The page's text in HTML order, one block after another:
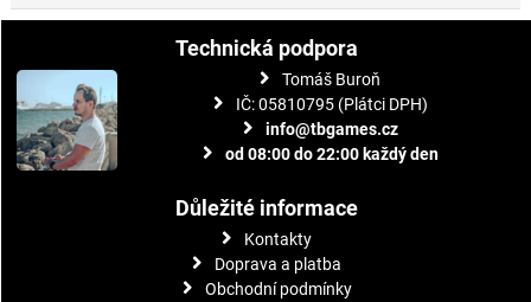
Technická podpora
Tomáš Buroň
IČ: 05810795 (Plátci DPH)
info@tbgames.cz
od 08:00 do 22:00 každý den
Důležité informace
Kontakty
Doprava a platba
Obchodní podmínky